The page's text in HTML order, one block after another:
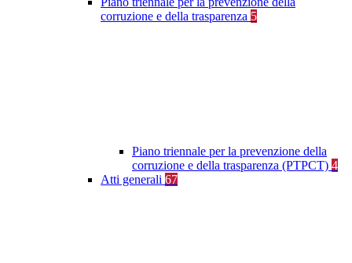
corruzione e della trasparenza 5
Piano triennale per la prevenzione della
corruzione e della trasparenza (PTPCT) 4
Atti generali 67